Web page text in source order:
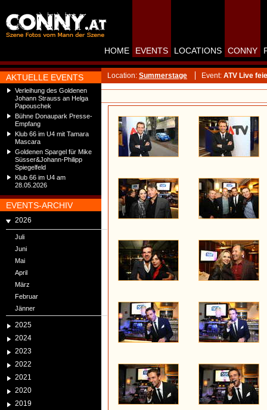
AKTUELLE EVENTS
Verleihung des Goldenen
Johann Strauss an Helga
Papouschek
Bühne Donaupark Presse-
Empfang
Klub 66 im U4 mit Tamara
Mascara
Goldenen Spargel für Mike
Süsser&Johann-Philipp
Spiegelfeld
Klub 66 im U4 am
28.05.2026
EVENTS-ARCHIV
2026
Juli
Juni
Mai
April
März
Februar
Jänner
2025
2024
2023
2022
2021
2020
2019
HOME EVENTS LOCATIONS CONNY
Location: Summerstage Event: ATV Live